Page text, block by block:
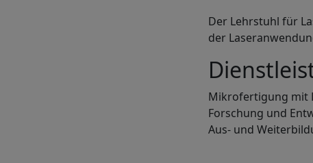
Der Lehrstuhl für
der
Mikrofertigung mit
Forschung und
Aus- und